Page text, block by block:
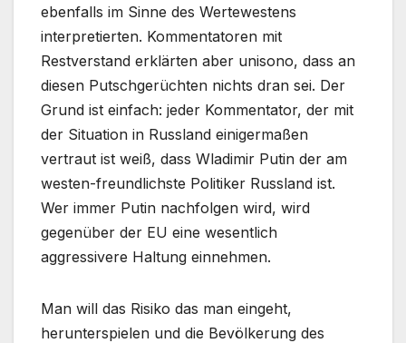
ebenfalls im Sinne des Wertewestens
interpretierten. Kommentatoren mit
Restverstand erklärten aber unisono, dass an
diesen Putschgerüchten nichts dran sei. Der
Grund ist einfach: jeder Kommentator, der mit
der Situation in Russland einigermaßen
vertraut ist weiß, dass Wladimir Putin der am
westen-freundlichste Politiker Russland ist.
Wer immer Putin nachfolgen wird, wird
gegenüber der EU eine wesentlich
aggressivere Haltung einnehmen.
Man will das Risiko das man eingeht,
herunterspielen und die Bevölkerung des